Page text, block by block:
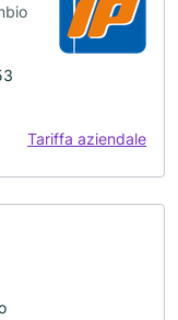
Tariffa aziendale